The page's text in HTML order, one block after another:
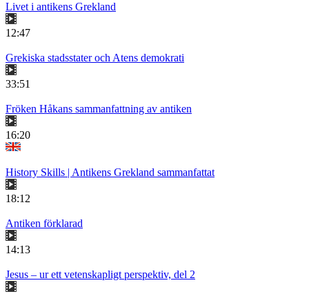
Livet i antikens Grekland
12:47
Grekiska stadsstater och Atens demokrati
33:51
Fröken Håkans sammanfattning av antiken
16:20
History Skills | Antikens Grekland sammanfattat
18:12
Antiken förklarad
14:13
Jesus – ur ett vetenskapligt perspektiv, del 2